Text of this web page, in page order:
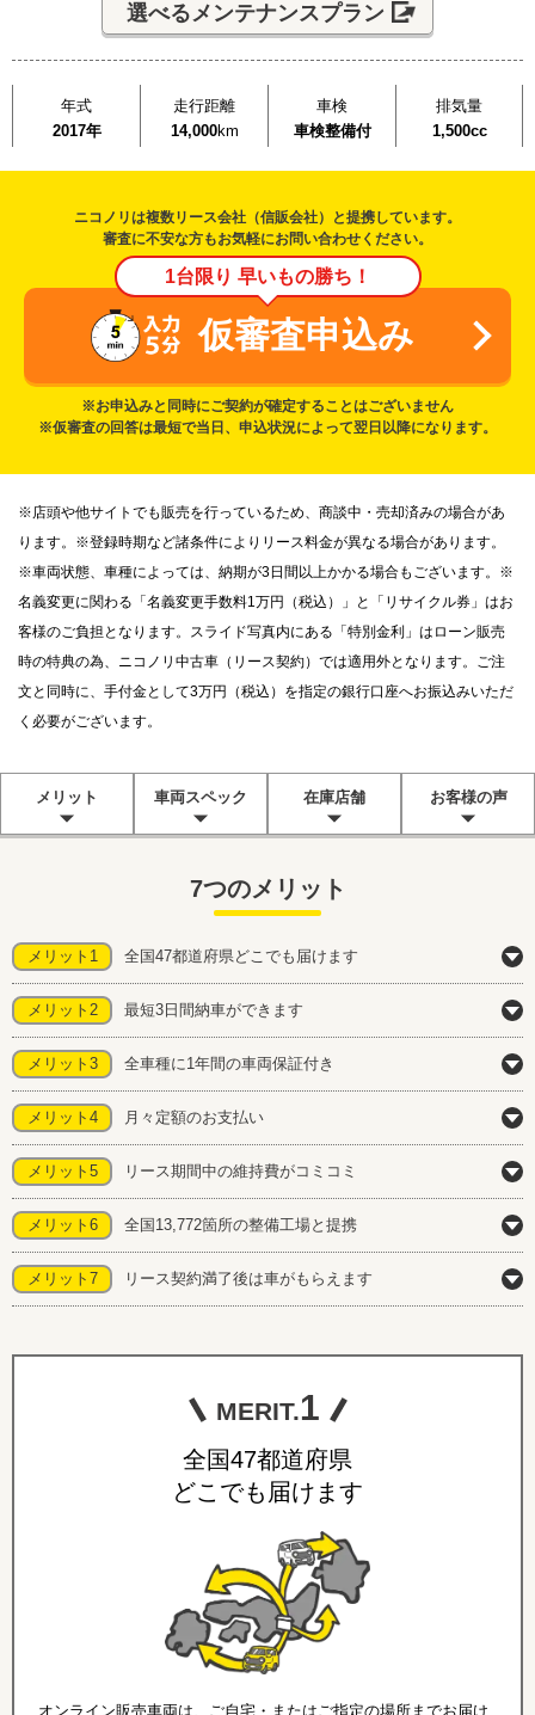
選べるメンテナンスプラン
年式
2017年
走行距離
14,000km
車検
車検整備付
排気量
1,500cc
ニコノリは複数リース会社（信販会社）と提携しています。
審査に不安な方もお気軽にお問い合わせください。
1台限り 早いもの勝ち！
仮審査申込み
※お申込みと同時にご契約が確定することはございません
※仮審査の回答は最短で当日、申込状況によって翌日以降になります。
※店頭や他サイトでも販売を行っているため、商談中・売却済みの場合があ
ります。※登録時期など諸条件によりリース料金が異なる場合があります。
※車両状態、車種によっては、納期が3日間以上かかる場合もございます。※
名義変更に関わる「名義変更手数料1万円（税込）」と「リサイクル券」はお
客様のご負担となります。スライド写真内にある「特別金利」はローン販売
時の特典の為、ニコノリ中古車（リース契約）では適用外となります。ご注
文と同時に、手付金として3万円（税込）を指定の銀行口座へお振込みいただ
く必要がございます。
メリット 車両スペック 在庫店舗 お客様の声
7つのメリット
メリット1 全国47都道府県どこでも届けます
メリット2 最短3日間納車ができます
メリット3 全車種に1年間の車両保証付き
メリット4 月々定額のお支払い
メリット5 リース期間中の維持費がコミコミ
メリット6 全国13,772箇所の整備工場と提携
メリット7 リース契約満了後は車がもらえます
MERIT.1
全国47都道府県
どこでも届けます
オンライン販売車両は、ご自宅・またはご指定の場所までお届け